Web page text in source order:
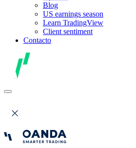
Blog
US earnings season
Learn TradingView
Client sentiment
Contacto